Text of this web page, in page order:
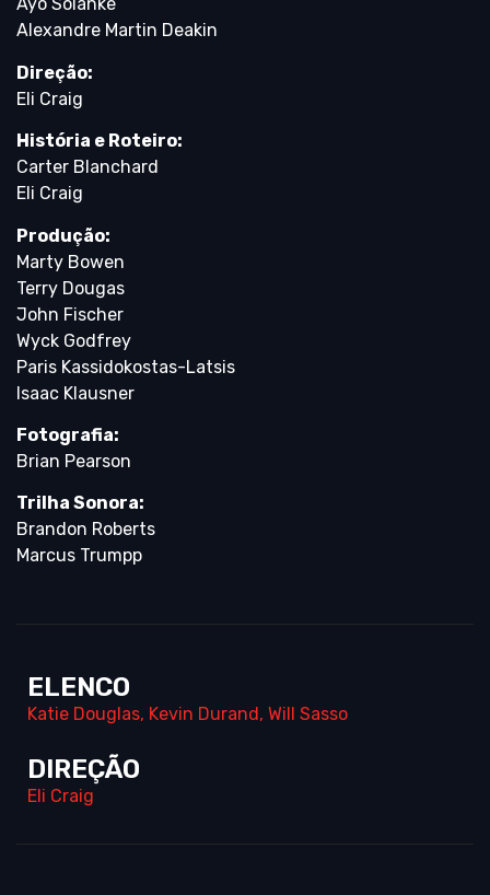
Ayo Solanke
Alexandre Martin Deakin
Direção:
Eli Craig
História e Roteiro:
Carter Blanchard
Eli Craig
Produção:
Marty Bowen
Terry Dougas
John Fischer
Wyck Godfrey
Paris Kassidokostas-Latsis
Isaac Klausner
Fotografia:
Brian Pearson
Trilha Sonora:
Brandon Roberts
Marcus Trumpp
ELENCO
Katie Douglas, Kevin Durand, Will Sasso
DIREÇÃO
Eli Craig